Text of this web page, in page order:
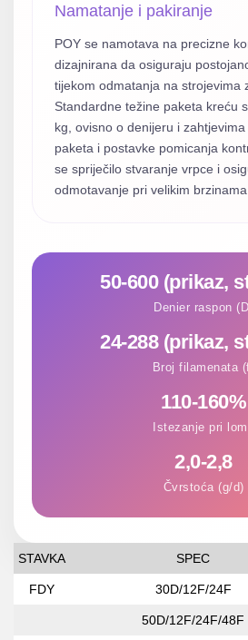
Namatanje i pakiranje
POY se namotava na precizne
dizajnirana da osiguraju
tijekom odmatanja na strojevima
Standardne težine paketa kreću
kg, ovisno o denijeru i
paketa i postavke pomicanja
se spriječilo stvaranje vrpce i
odmotavanje pri velikim
50-600 (prikaz,
Denier raspon
24-288 (prikaz,
Broj filamenata
110-160%
Istezanje pri
2,0-2,8
Čvrstoća (g/d)
STAVKA SPEC
FDY 30D/12F/24F
50D/12F/24F/48F